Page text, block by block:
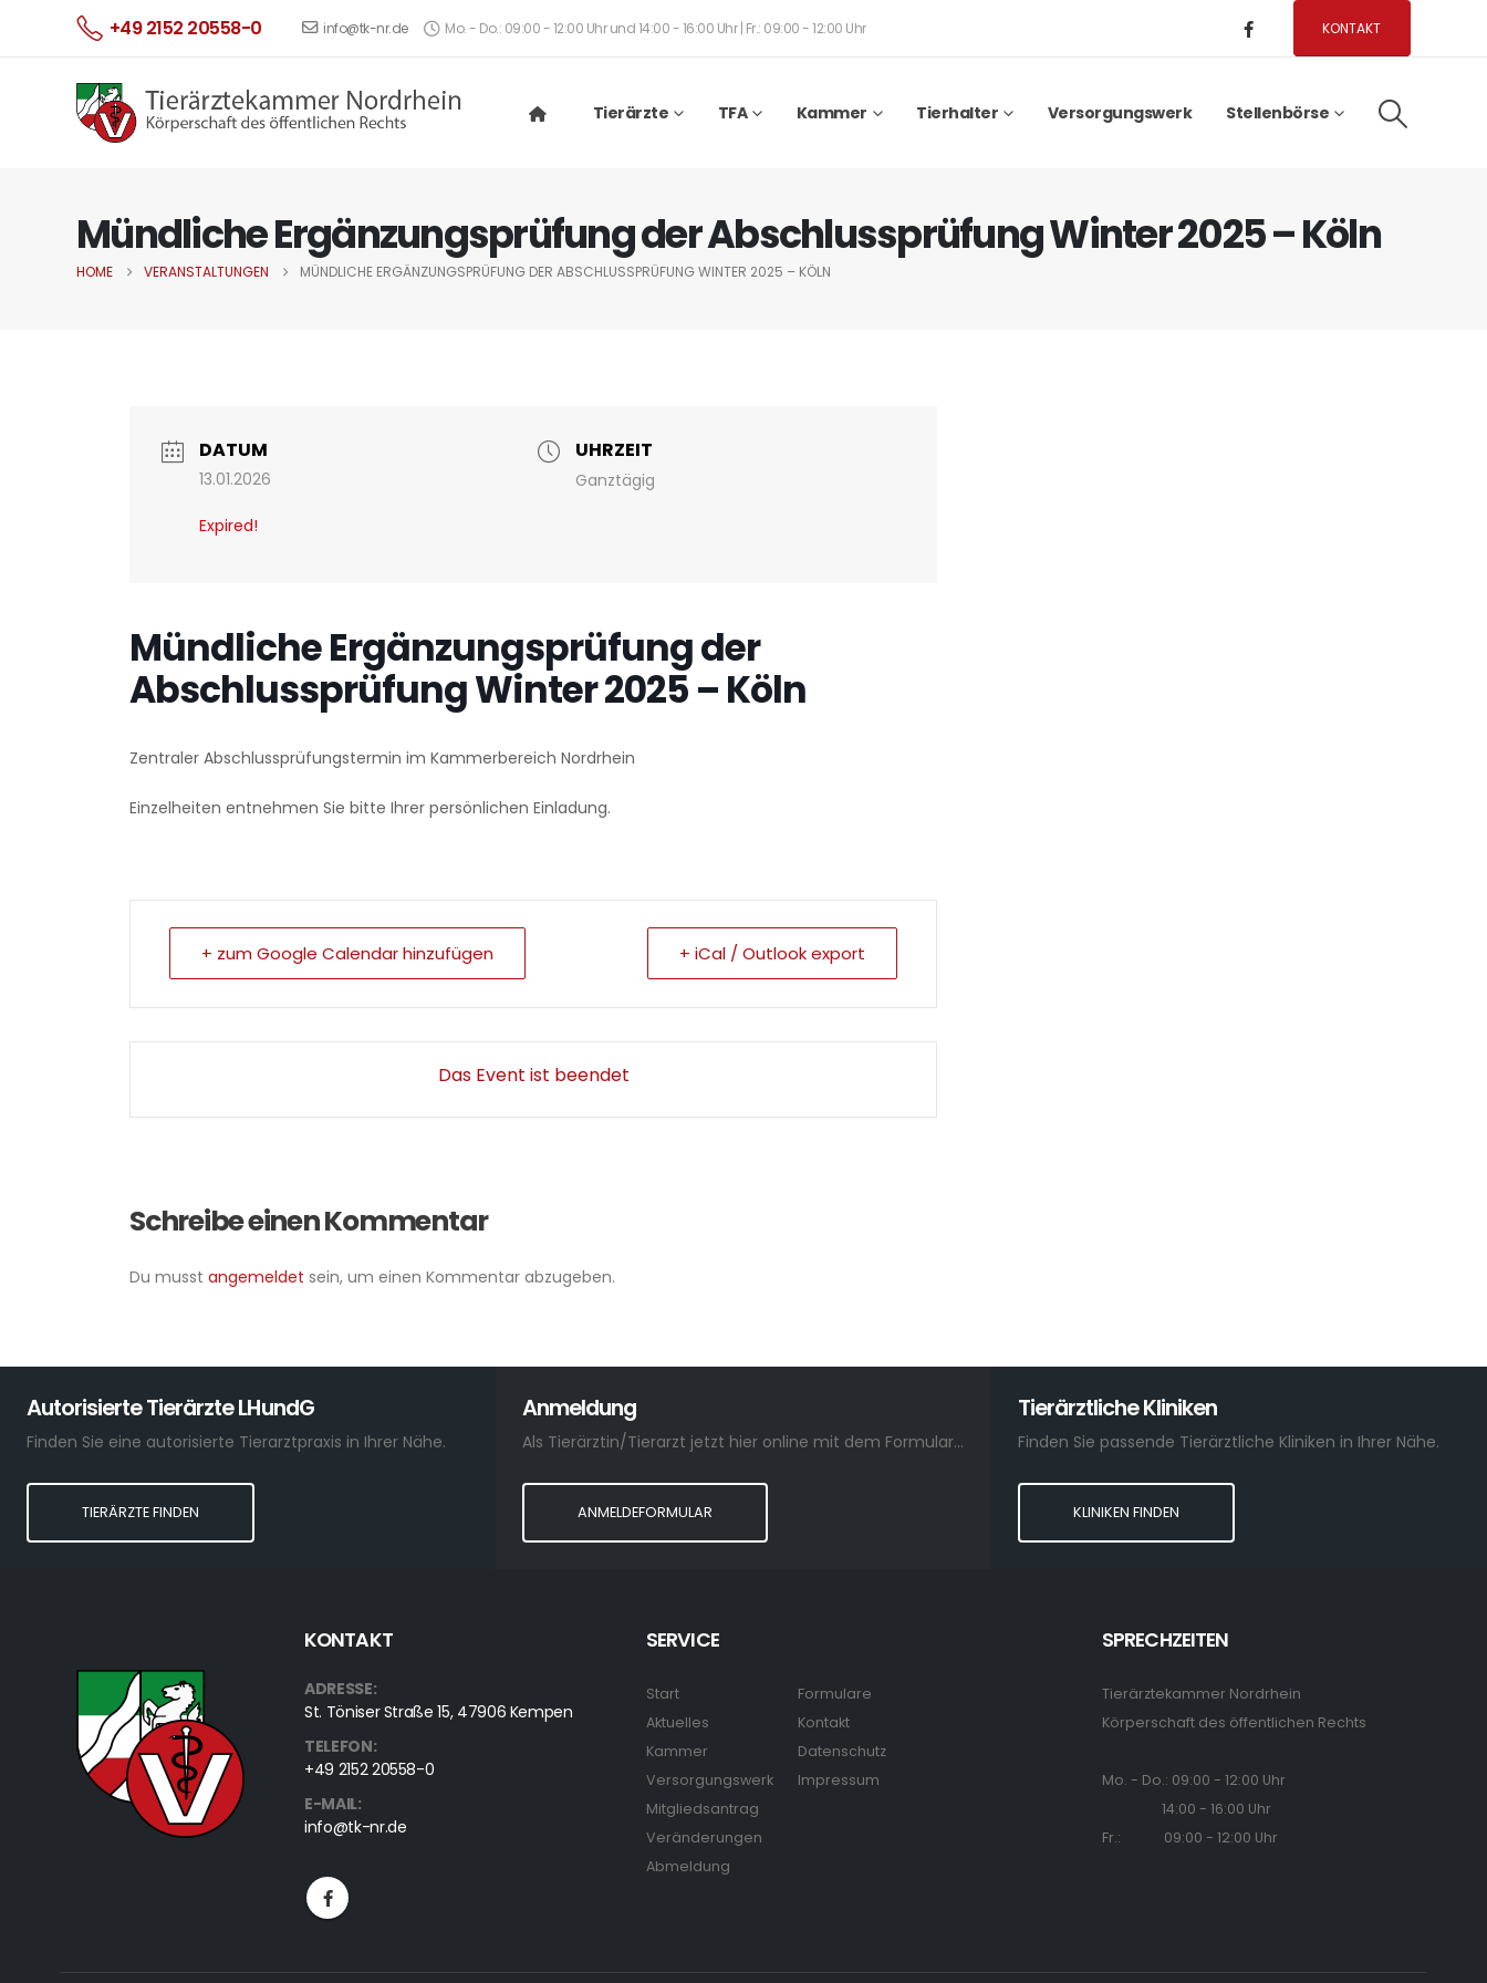
+49 2152 20558-0 info@tk-nr.de Mo. - Do.: 09:00 - 12:00 Uhr und 14:00 - 16:00 Uhr | Fr.: 09:00 - 12:00 Uhr KONTAKT
Tierärzte TFA Kammer Tierhalter Versorgungswerk Stellenbörse
Mündliche Ergänzungsprüfung der Abschlussprüfung Winter 2025 – Köln
HOME VERANSTALTUNGEN MÜNDLICHE ERGÄNZUNGSPRÜFUNG DER ABSCHLUSSPRÜFUNG WINTER 2025 – KÖLN
DATUM
13.01.2026
Expired!
UHRZEIT
Ganztägig
Mündliche Ergänzungsprüfung der
Abschlussprüfung Winter 2025 – Köln
Zentraler Abschlussprüfungstermin im Kammerbereich Nordrhein
Einzelheiten entnehmen Sie bitte Ihrer persönlichen Einladung.
+ zum Google Calendar hinzufügen + iCal / Outlook export
Das Event ist beendet
Schreibe einen Kommentar
Du musst angemeldet sein, um einen Kommentar abzugeben.
Autorisierte Tierärzte LHundG
Finden Sie eine autorisierte Tierarztpraxis in Ihrer Nähe.
TIERÄRZTE FINDEN
Anmeldung
Als Tierärztin/Tierarzt jetzt hier online mit dem Formular anmelden.
ANMELDEFORMULAR
Tierärztliche Kliniken
Finden Sie passende Tierärztliche Kliniken in Ihrer Nähe.
KLINIKEN FINDEN
KONTAKT
ADRESSE:
St. Töniser Straße 15, 47906 Kempen
TELEFON:
+49 2152 20558-0
E-MAIL:
info@tk-nr.de
SERVICE
Start
Aktuelles
Kammer
Versorgungswerk
Mitgliedsantrag
Veränderungen
Abmeldung
Formulare
Kontakt
Datenschutz
Impressum
SPRECHZEITEN
Tierärztekammer Nordrhein
Körperschaft des öffentlichen Rechts
Mo. - Do.: 09:00 - 12:00 Uhr
14:00 - 16:00 Uhr
Fr.: 09:00 - 12:00 Uhr